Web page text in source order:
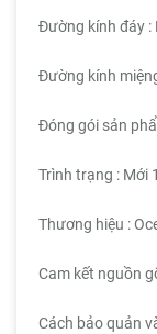
Đường kính đáy :
Đường kính
Đóng gói sản
Trình trạng : Mới
Thương hiệu :
Cam kết nguồn
Cách bảo quản